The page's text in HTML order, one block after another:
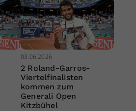
03.06.2026
2 Roland-Garros-
Viertelfinalisten
kommen zum
Generali Open
Kitzbühel